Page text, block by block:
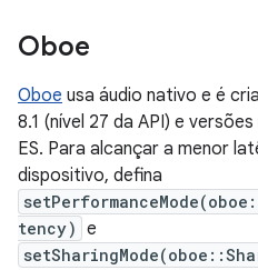
Oboe
Oboe usa áudio nativo e é
8.1 (nível 27 da API) e
ES. Para alcançar a menor
dispositivo, defina
tency) e